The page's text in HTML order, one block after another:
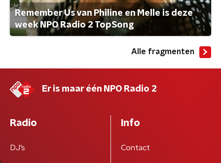
Remember Us van Philine en Melle is deze
week NPO Radio 2 TopSong
Alle fragmenten
Er is maar één NPO Radio 2
Radio
DJ’s
Info
Contact